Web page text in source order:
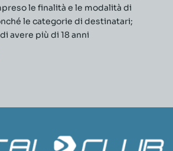
le finalità e le modalità di
le categorie di destinatari;
avere più di 18 anni